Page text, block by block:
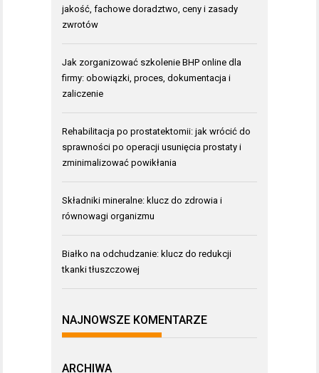
jakość, fachowe doradztwo, ceny i zasady
zwrotów
Jak zorganizować szkolenie BHP online dla
firmy: obowiązki, proces, dokumentacja i
zaliczenie
Rehabilitacja po prostatektomii: jak wrócić do
sprawności po operacji usunięcia prostaty i
zminimalizować powikłania
Składniki mineralne: klucz do zdrowia i
równowagi organizmu
Białko na odchudzanie: klucz do redukcji
tkanki tłuszczowej
NAJNOWSZE KOMENTARZE
ARCHIWA